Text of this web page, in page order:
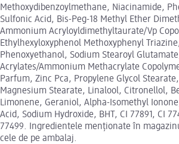
Methoxydibenzoylmethane, Niacinamide,
Sulfonic Acid, Bis-Peg-18 Methyl Ether
Ammonium Acryloyldimethyltaurate/Vp
Ethylhexyloxyphenol Methoxyphenyl
Phenoxyethanol, Sodium Stearoyl
Acrylates/Ammonium Methacrylate
Parfum, Zinc Pca, Propylene Glycol
Magnesium Stearate, Linalool, Citronellol,
Limonene, Geraniol, Alpha-Isomethyl
Acid, Sodium Hydroxide, BHT, CI 77891, CI
77499. Ingredientele menționate în
cele de pe ambalaj.